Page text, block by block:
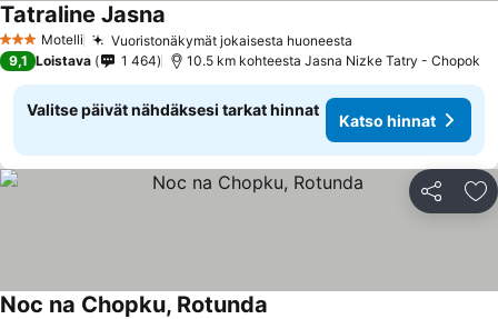
3 Tähtiluokitus
Motelli Vuoristonäkymät jokaisesta huoneesta
Tatraline Jasna
9,1 Loistava 1 464 10.5 km kohteesta Jasna Nizke Tatry - Chopok
Valitse päivät nähdäksesi tarkat hinnat
Katso hinnat
Jaa
Noc na Chopku, Rotunda